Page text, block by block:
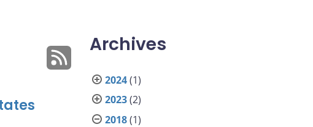
Archives
2024(1)
2023(2)
2018(1)